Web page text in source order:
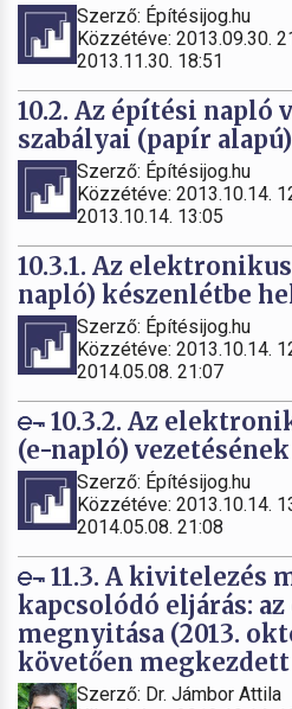
Szerző: Építésijog.hu
Közzétéve: 2013.09.30.
2013.11.30. 18:51
10.2. Az építési napló
szabályai (papír
Szerző: Építésijog.hu
Közzétéve: 2013.10.14.
2013.10.14. 13:05
10.3.1. Az
napló) készenlétbe
Szerző: Építésijog.hu
Közzétéve: 2013.10.14.
2014.05.08. 21:07
10.3.2. Az
(e-napló)
Szerző: Építésijog.hu
Közzétéve: 2013.10.14.
2014.05.08. 21:08
11.3. A kivitelezés
kapcsolódó eljárás:
megnyitása (2013.
követően
Szerző: Dr. Jámbor Attila